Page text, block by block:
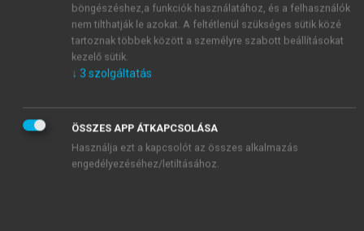
böngészéshez,a funkciók használatához, és a felhasználók
nem tilthatják le azokat. A feltétlenül szükséges sütik közé
tartoznak többek között a személyre szabott beállításokat
kezelő sütik.
↓ 3 szolgáltatás
ÖSSZES APP ÁTKAPCSOLÁSA
Használja ezt a kapcsolót az összes alkalmazás
engedélyezéséhez/letiltásához.